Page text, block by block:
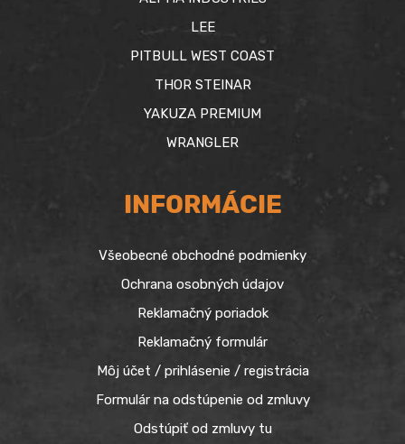
LEE
PITBULL WEST COAST
THOR STEINAR
YAKUZA PREMIUM
WRANGLER
INFORMÁCIE
Všeobecné obchodné podmienky
Ochrana osobných údajov
Reklamačný poriadok
Reklamačný formulár
Môj účet / prihlásenie / registrácia
Formulár na odstúpenie od zmluvy
Odstúpiť od zmluvy tu